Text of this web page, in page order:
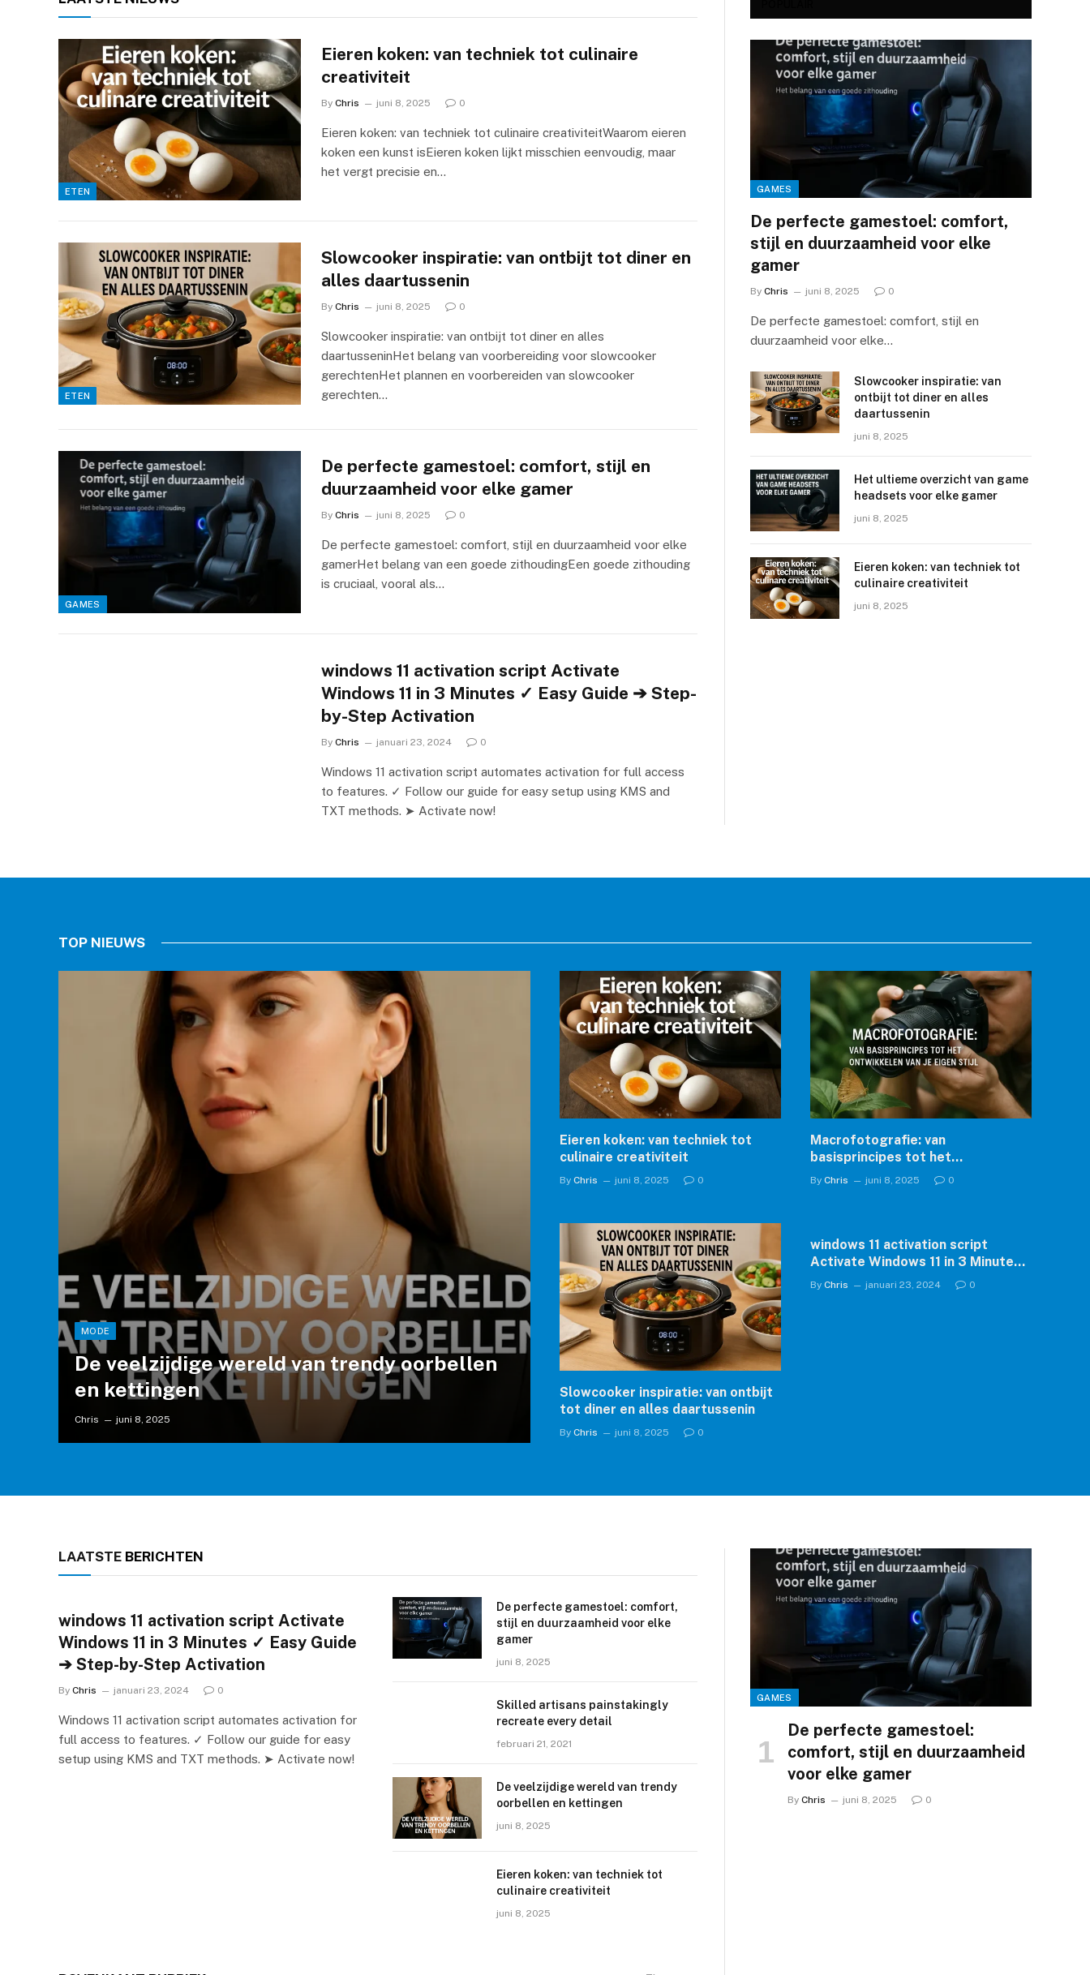
ETEN
Eieren koken: van techniek tot culinaire
creativiteit
By Chris juni 8, 2025 0
Eieren koken: van techniek tot culinaire creativiteitWaarom eieren
koken een kunst isEieren koken lijkt misschien eenvoudig, maar
het vergt precisie en…
ETEN
Slowcooker inspiratie: van ontbijt tot diner en
alles daartussenin
By Chris juni 8, 2025 0
Slowcooker inspiratie: van ontbijt tot diner en alles
daartusseninHet belang van voorbereiding voor slowcooker
gerechtenHet plannen en voorbereiden van slowcooker
gerechten…
GAMES
De perfecte gamestoel: comfort, stijl en
duurzaamheid voor elke gamer
By Chris juni 8, 2025 0
De perfecte gamestoel: comfort, stijl en duurzaamheid voor elke
gamerHet belang van een goede zithoudingEen goede zithouding
is cruciaal, vooral als…
windows 11 activation script Activate
Windows 11 in 3 Minutes ✓ Easy Guide ➔ Step-
by-Step Activation
By Chris januari 23, 2024 0
Windows 11 activation script automates activation for full access
to features. ✓ Follow our guide for easy setup using KMS and
TXT methods. ➤ Activate now!
GAMES
De perfecte gamestoel: comfort,
stijl en duurzaamheid voor elke
gamer
By Chris juni 8, 2025 0
De perfecte gamestoel: comfort, stijl en
duurzaamheid voor elke…
Slowcooker inspiratie: van
ontbijt tot diner en alles
daartussenin
juni 8, 2025
Het ultieme overzicht van game
headsets voor elke gamer
juni 8, 2025
Eieren koken: van techniek tot
culinaire creativiteit
juni 8, 2025
TOP NIEUWS
MODE
De veelzijdige wereld van trendy oorbellen
en kettingen
Chris juni 8, 2025
Eieren koken: van techniek tot
culinaire creativiteit
By Chris juni 8, 2025 0
Macrofotografie: van
basisprincipes tot het
ontwikkelen van je eigen stijl
By Chris juni 8, 2025 0
Slowcooker inspiratie: van ontbijt
tot diner en alles daartussenin
By Chris juni 8, 2025 0
windows 11 activation script
Activate Windows 11 in 3 Minutes
✓ Easy Guide ➔ Step-by-Step
By Chris januari 23, 2024 0
LAATSTE BERICHTEN
windows 11 activation script Activate
Windows 11 in 3 Minutes ✓ Easy Guide
➔ Step-by-Step Activation
By Chris januari 23, 2024 0
Windows 11 activation script automates activation for
full access to features. ✓ Follow our guide for easy
setup using KMS and TXT methods. ➤ Activate now!
De perfecte gamestoel: comfort,
stijl en duurzaamheid voor elke
gamer
juni 8, 2025
Skilled artisans painstakingly
recreate every detail
februari 21, 2021
De veelzijdige wereld van trendy
oorbellen en kettingen
juni 8, 2025
Eieren koken: van techniek tot
culinaire creativiteit
juni 8, 2025
GAMES
De perfecte gamestoel:
comfort, stijl en duurzaamheid
voor elke gamer
By Chris juni 8, 2025 0